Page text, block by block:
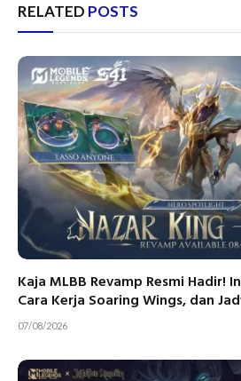
RELATED POSTS
Kaja MLBB Revamp Resmi Hadir!
Cara Kerja Soaring Wings, dan
07/08/2026